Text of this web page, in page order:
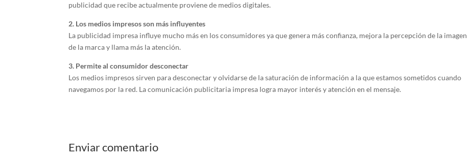
publicidad que recibe actualmente proviene de medios digitales.
2. Los medios impresos son más influyentes
La publicidad impresa influye mucho más en los consumidores ya que genera más confianza, mejora la percepción de la imagen
de la marca y llama más la atención.
3. Permite al consumidor desconectar
Los medios impresos sirven para desconectar y olvidarse de la saturación de información a la que estamos sometidos cuando
navegamos por la red. La comunicación publicitaria impresa logra mayor interés y atención en el mensaje.
Enviar comentario